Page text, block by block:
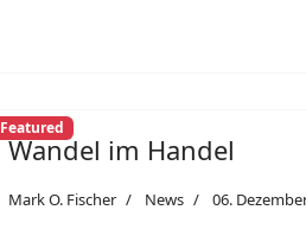
Featured
Wandel im Handel
Mark O. Fischer News 06.